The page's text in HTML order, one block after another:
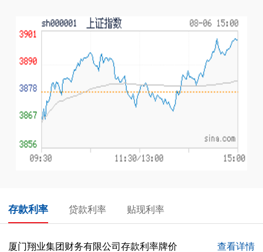
存款利率 贷款利率 贴现利率
厦门翔业集团财务有限公司存款利率牌价 查看详情